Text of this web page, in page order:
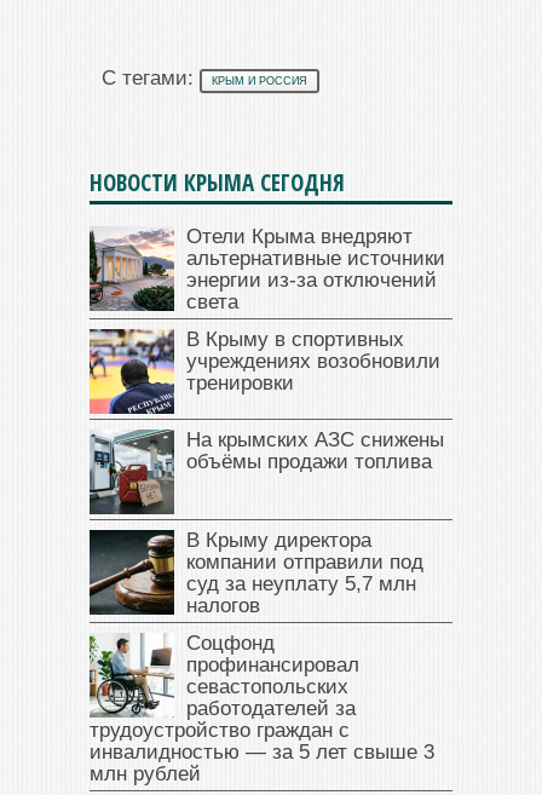
С тегами: КРЫМ И РОССИЯ
НОВОСТИ КРЫМА СЕГОДНЯ
Отели Крыма внедряют
альтернативные источники
энергии из-за отключений
света
В Крыму в спортивных
учреждениях возобновили
тренировки
На крымских АЗС снижены
объёмы продажи топлива
В Крыму директора
компании отправили под
суд за неуплату 5,7 млн
налогов
Соцфонд
профинансировал
севастопольских
работодателей за
трудоустройство граждан с
инвалидностью — за 5 лет свыше 3
млн рублей